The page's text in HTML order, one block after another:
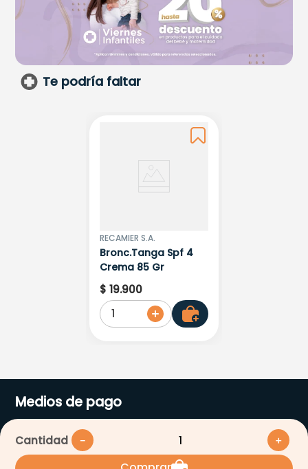
Cantidad ＋
－
Te podría faltar
RECAMIER S.A.
Bronc.Tanga Spf 4
Crema 85 Gr
$ 19.900
1
Medios de pago